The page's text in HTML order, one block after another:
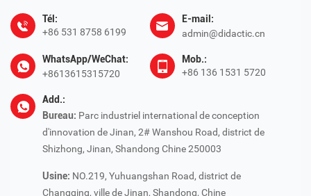
Tél:
+86 531 8758 6199
E-mail:
admin@didactic.cn
WhatsApp/WeChat:
+8613615315720
Mob.:
+86 136 1531 5720
Add.:
Bureau: Parc industriel international de conception
d'innovation de Jinan, 2# Wanshou Road, district de
Shizhong, Jinan, Shandong Chine 250003
Usine: NO.219, Yuhuangshan Road, district de
Changqing, ville de Jinan, Shandong, Chine